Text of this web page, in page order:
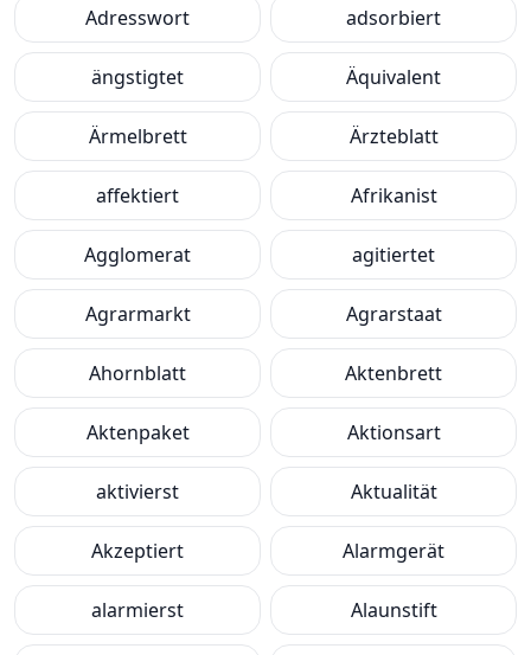
Adresswort adsorbiert
ängstigtet Äquivalent
Ärmelbrett Ärzteblatt
affektiert Afrikanist
Agglomerat agitiertet
Agrarmarkt Agrarstaat
Ahornblatt Aktenbrett
Aktenpaket Aktionsart
aktivierst Aktualität
Akzeptiert Alarmgerät
alarmierst Alaunstift